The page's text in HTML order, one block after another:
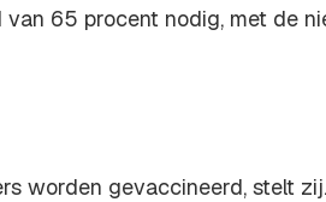
65 procent nodig, met de
worden gevaccineerd, stelt